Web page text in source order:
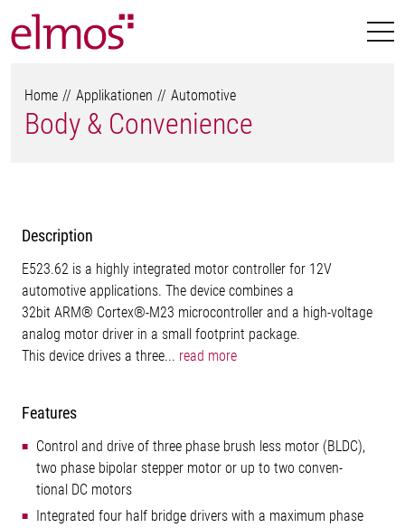
Home Applikationen Automotive
Body & Convenience
Description
E523.62 is a highly integrated motor controller for 12V
automotive applications. The device combines a
32bit ARM® Cortex®-M23 microcontroller and a high-voltage
analog motor driver in a small footprint package.
This device drives a three... read more
Features
Control and drive of three phase brush less motor (BLDC),
two phase bipolar stepper motor or up to two conven-
tional DC motors
Integrated four half bridge drivers with a maximum phase